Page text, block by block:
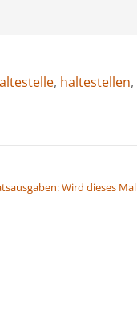
, haltestellen,
Wird dieses Mal